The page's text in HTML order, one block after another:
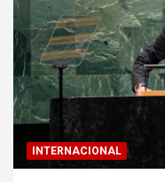
INTERNACIONAL